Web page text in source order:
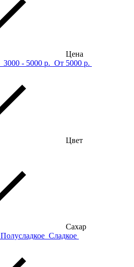
Цена
3000 - 5000 р. От 5000 р.
Цвет
Сахар
Полусладкое Сладкое